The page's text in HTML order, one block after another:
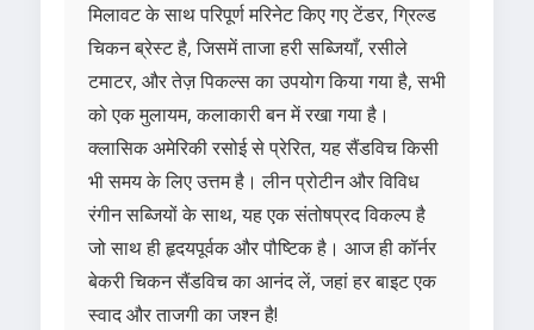
मिलावट के साथ परिपूर्ण मरिनेट किए गए टेंडर, ग्रिल्ड
चिकन ब्रेस्ट है, जिसमें ताजा हरी सब्जियाँ, रसीले
टमाटर, और तेज़ पिकल्स का उपयोग किया गया है, सभी
को एक मुलायम, कलाकारी बन में रखा गया है।
क्लासिक अमेरिकी रसोई से प्रेरित, यह सैंडविच किसी
भी समय के लिए उत्तम है। लीन प्रोटीन और विविध
रंगीन सब्जियों के साथ, यह एक संतोषप्रद विकल्प है
जो साथ ही हृदयपूर्वक और पौष्टिक है। आज ही कॉर्नर
बेकरी चिकन सैंडविच का आनंद लें, जहां हर बाइट एक
स्वाद और ताजगी का जश्न है!